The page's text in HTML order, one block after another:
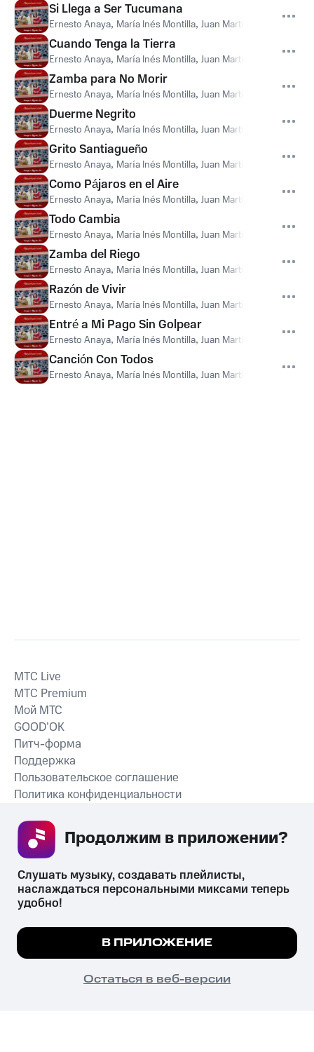
Si Llega a Ser Tucumana
Ernesto Anaya, María Inés Montilla, Juan Martín Medina
Cuando Tenga la Tierra
Ernesto Anaya, María Inés Montilla, Juan Martín Medina
Zamba para No Morir
Ernesto Anaya, María Inés Montilla, Juan Martín Medina
Duerme Negrito
Ernesto Anaya, María Inés Montilla, Juan Martín Medina
Grito Santiagueño
Ernesto Anaya, María Inés Montilla, Juan Martín Medina
Como Pájaros en el Aire
Ernesto Anaya, María Inés Montilla, Juan Martín Medina
Todo Cambia
Ernesto Anaya, María Inés Montilla, Juan Martín Medina
Zamba del Riego
Ernesto Anaya, María Inés Montilla, Juan Martín Medina
Razón de Vivir
Ernesto Anaya, María Inés Montilla, Juan Martín Medina
Entré a Mi Pago Sin Golpear
Ernesto Anaya, María Inés Montilla, Juan Martín Medina
Canción Con Todos
Ernesto Anaya, María Inés Montilla, Juan Martín Medina
СКАЧАТЬ ПРИЛОЖЕНИЕ
MTС Live
MTС Premium
Мой МТС
GOOD’OK
Питч-форма
Поддержка
Пользовательское соглашение
Политика конфиденциальности
психотропных веществ, их аналогов причиняет вред здоровью,
их незаконный оборот запрещён и влечёт установленную
законодательством ответственность.
© 2026 ООО «КИОН».
Все права защищены
Мы используем куки, чтобы на сайте все
Подробнее
ПОНЯТНО
Слушать музыку, создавать плейлисты,
наслаждаться персональными миксами теперь
удобно!
В ПРИЛОЖЕНИЕ
Остаться в веб-версии